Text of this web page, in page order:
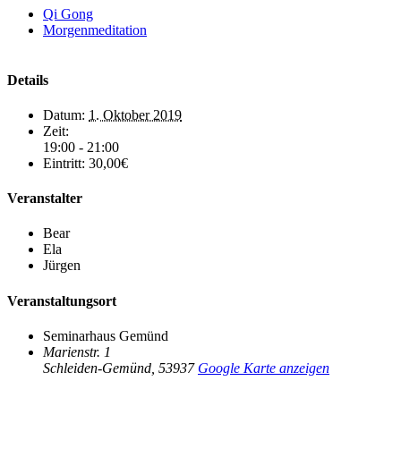
Qi Gong
Morgenmeditation
Details
Datum: 1. Oktober 2019
Zeit:
19:00 - 21:00
Eintritt: 30,00€
Veranstalter
Bear
Ela
Jürgen
Veranstaltungsort
Seminarhaus Gemünd
Marienstr. 1
Schleiden-Gemünd 53937 Google Karte anzeigen